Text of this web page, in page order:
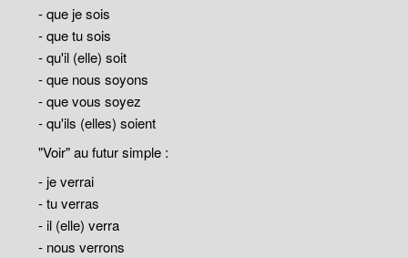
- que je sois
- que tu sois
- qu'il (elle) soit
- que nous soyons
- que vous soyez
- qu'ils (elles) soient
"Voir" au futur simple :
- je verrai
- tu verras
- il (elle) verra
- nous verrons